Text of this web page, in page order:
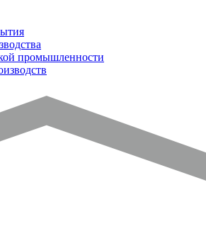
промышленности